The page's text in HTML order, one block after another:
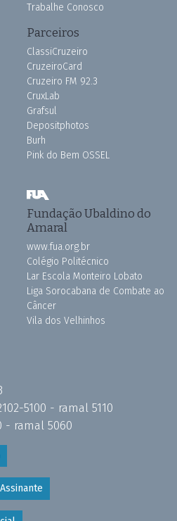
Trabalhe Conosco
Parceiros
ClassiCruzeiro
CruzeiroCard
Cruzeiro FM 92.3
CruxLab
Grafsul
Depositphotos
Burh
Pink do Bem OSSEL
Fundação Ubaldino do
Amaral
www.fua.org.br
Colégio Politécnico
Lar Escola Monteiro Lobato
Liga Sorocabana de Combate ao
Câncer
Vila dos Velhinhos
5100 - ramal 5110
- ramal 5060